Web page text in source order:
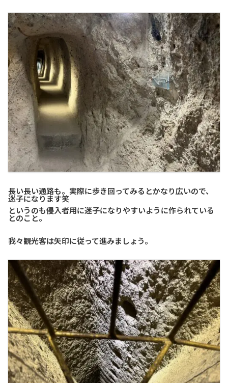
長い長い通路も。実際に歩き回ってみるとかなり広いので、
迷子になります笑
というのも侵入者用に迷子になりやすいように作られている
とのこと。
我々観光客は矢印に従って進みましょう。